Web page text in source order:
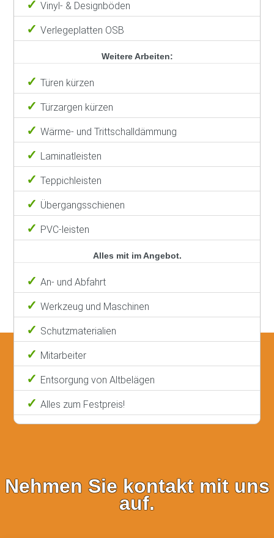
Vinyl- & Designböden
Verlegeplatten OSB
Weitere Arbeiten:
Türen kürzen
Türzargen kürzen
Wärme- und Trittschalldämmung
Laminatleisten
Teppichleisten
Übergangsschienen
PVC-leisten
Alles mit im Angebot.
An- und Abfahrt
Werkzeug und Maschinen
Schutzmaterialien
Mitarbeiter
Entsorgung von Altbelägen
Alles zum Festpreis!
Nehmen Sie kontakt mit uns
auf.